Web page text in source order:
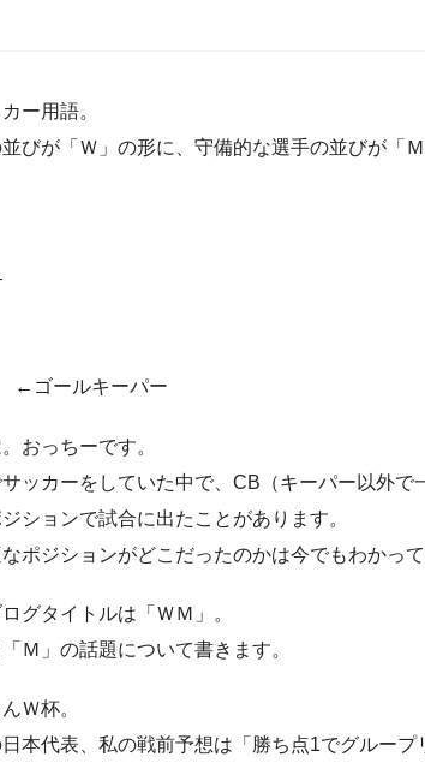
ー用語。
びが「Ｗ」の形に、守備的な選手の並びが「
ールキーパー
おっちーです。
ッカーをしていた中で、CB（キーパー以外で
ションで試合に出たことがあります。
ポジションがどこだったのかは今でもわかって
グタイトルは「ＷＭ」。
「Ｍ」の話題について書きます。
Ｗ杯。
本代表、私の戦前予想は「勝ち点1でグループ